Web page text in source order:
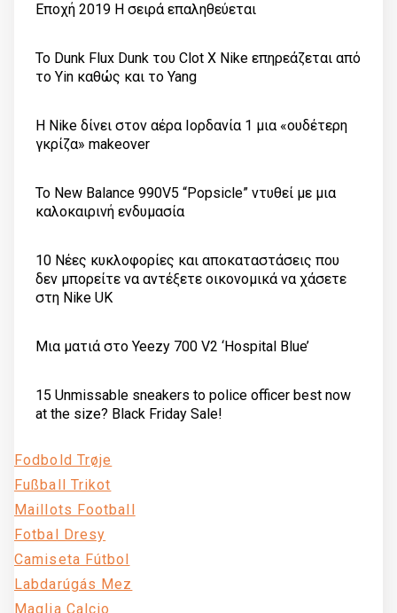
Εποχή 2019 Η σειρά επαληθεύεται
Το Dunk Flux Dunk του Clot X Nike επηρεάζεται από
το Yin καθώς και το Yang
Η Nike δίνει στον αέρα Ιορδανία 1 μια «ουδέτερη
γκρίζα» makeover
Το New Balance 990V5 “Popsicle” ντυθεί με μια
καλοκαιρινή ενδυμασία
10 Νέες κυκλοφορίες και αποκαταστάσεις που
δεν μπορείτε να αντέξετε οικονομικά να χάσετε
στη Nike UK
Μια ματιά στο Yeezy 700 V2 ‘Hospital Blue’
15 Unmissable sneakers to police officer best now
at the size? Black Friday Sale!
Fodbold Trøje
Fußball Trikot
Maillots Football
Fotbal Dresy
Camiseta Fútbol
Labdarúgás Mez
Maglia Calcio